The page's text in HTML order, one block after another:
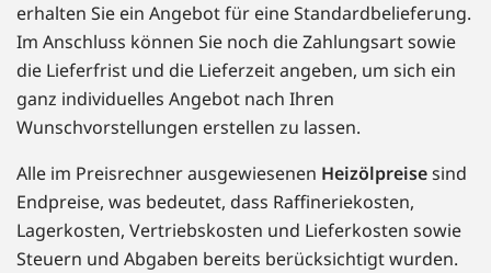
erhalten Sie ein Angebot für eine Standardbelieferung.
Im Anschluss können Sie noch die Zahlungsart sowie
die Lieferfrist und die Lieferzeit angeben, um sich ein
ganz individuelles Angebot nach Ihren
Wunschvorstellungen erstellen zu lassen.
Alle im Preisrechner ausgewiesenen Heizölpreisesind
Endpreise, was bedeutet, dass Raffineriekosten,
Lagerkosten, Vertriebskosten und Lieferkosten sowie
Steuern und Abgaben bereits berücksichtigt wurden.